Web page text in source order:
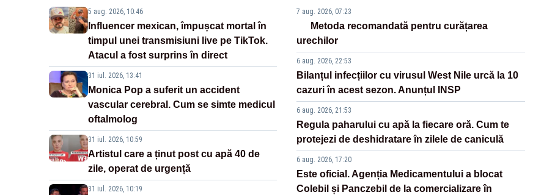
5 aug. 2026, 10:46
Influencer mexican, împușcat mortal în
timpul unei transmisiuni live pe TikTok.
Atacul a fost surprins în direct
31 iul. 2026, 13:41
Monica Pop a suferit un accident
vascular cerebral. Cum se simte medicul
oftalmolog
31 iul. 2026, 10:59
Artistul care a ținut post cu apă 40 de
zile, operat de urgență
31 iul. 2026, 10:19
7 aug. 2026, 07:23
Metoda recomandată pentru curățarea
urechilor
6 aug. 2026, 22:53
Bilanțul infecțiilor cu virusul West Nile urcă la 10
cazuri în acest sezon. Anunțul INSP
6 aug. 2026, 21:53
Regula paharului cu apă la fiecare oră. Cum te
protejezi de deshidratare în zilele de caniculă
6 aug. 2026, 17:20
Este oficial. Agenția Medicamentului a blocat
Colebil și Panczebil de la comercializare în